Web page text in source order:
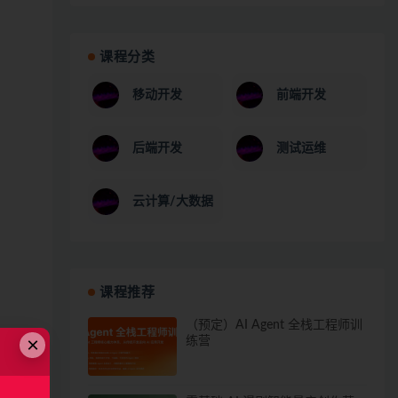
课程分类
移动开发 前端开发
后端开发 测试运维
云计算/大数据
课程推荐
（预定）AI Agent 全栈工程师训
练营
×